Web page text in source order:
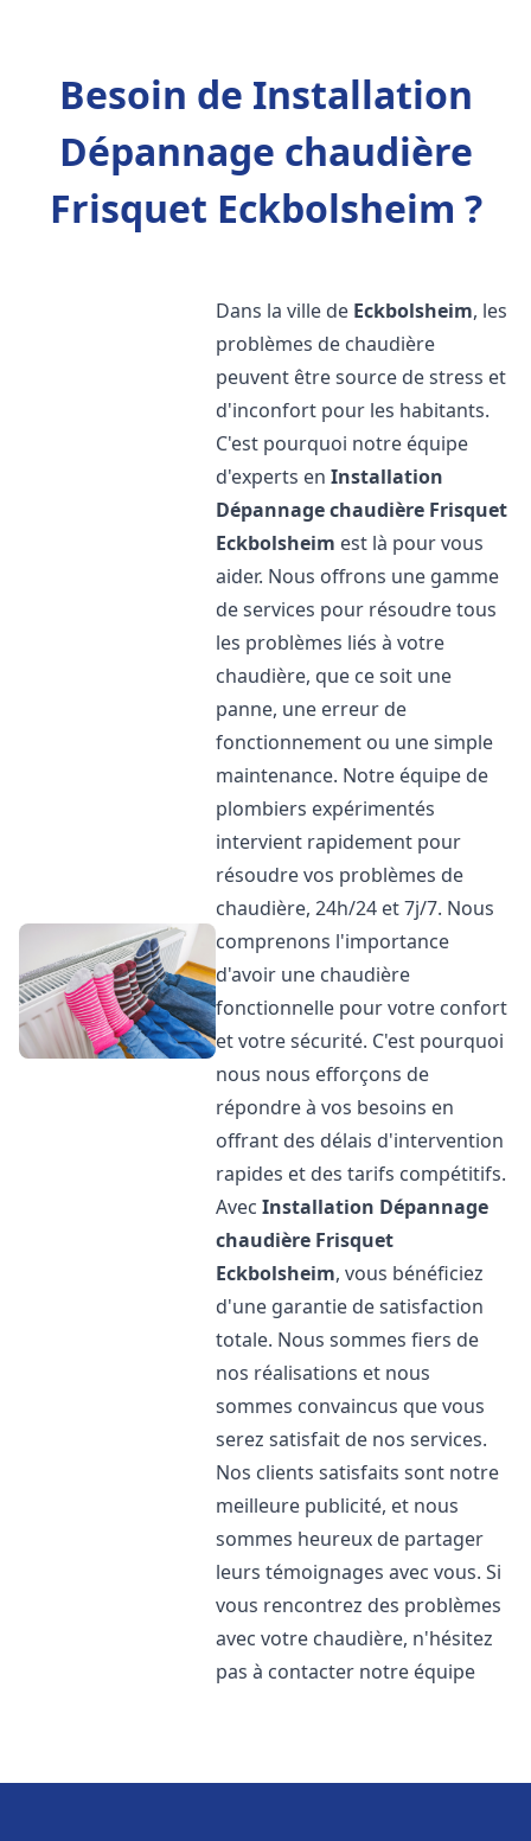
Besoin de Installation
Dépannage chaudière
Frisquet Eckbolsheim ?
Dans la ville de Eckbolsheim, les
problèmes de chaudière
peuvent être source de stress et
d'inconfort pour les habitants.
C'est pourquoi notre équipe
d'experts enInstallation
Dépannage chaudière Frisquet
Eckbolsheim est là pour vous
aider. Nous offrons une gamme
de services pour résoudre tous
les problèmes liés à votre
chaudière, que ce soit une
panne, une erreur de
fonctionnement ou une simple
maintenance. Notre équipe de
plombiers expérimentés
intervient rapidement pour
résoudre vos problèmes de
chaudière, 24h/24 et 7j/7. Nous
comprenons l'importance
d'avoir une chaudière
fonctionnelle pour votre confort
et votre sécurité. C'est pourquoi
nous nous efforçons de
répondre à vos besoins en
offrant des délais d'intervention
rapides et des tarifs compétitifs.
AvecInstallation Dépannage
chaudière Frisquet
Eckbolsheim, vous bénéficiez
d'une garantie de satisfaction
totale. Nous sommes fiers de
nos réalisations et nous
sommes convaincus que vous
serez satisfait de nos services.
Nos clients satisfaits sont notre
meilleure publicité, et nous
sommes heureux de partager
leurs témoignages avec vous. Si
vous rencontrez des problèmes
avec votre chaudière, n'hésitez
pas à contacter notre équipe